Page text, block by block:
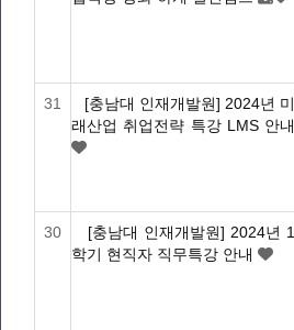
31
[충남대 인재개발원] 2024년 미
래산업 취업전략 특강 LMS 안내
30
[충남대 인재개발원] 2024년 1
학기 현직자 직무특강 안내